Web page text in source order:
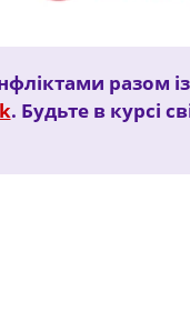
разом
. Будьте в курсі